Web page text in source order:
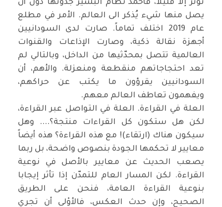
تؤثر إلا قليلاً، فأخمد نظام البشير جذوتها دون أن
يصل منها شيء يُذكر الى العالم. الأمر في مطلع
عام 2019 اختلف تماماً. صارت لدى السودانيين
أجهزة نقالة ذكية، وصارت الإذاعات والقنوات
العالمية تتصل بمحدّثيها من الداخل، وبالتالي لم
تعد احتجاجاتهم منقطعة ومنعزلة. والأهم، أن
السودانيين يقرؤون ما يكتب عن حراكهم،
ويفهمون تعاطف العالم معهم.
العلة في القراءة. العلة في التواصل عبر القراءة،
لكن هل ستكون كل القراءات منتجة؟.... وهل
سيكون هناك (ارتقاء)! مع هذه القراءة؟ هذه أيضاً
معايير لا تحكمها الجودة بنصوص واضحة، بل ربما
يصعب الحديث عن معايير بالأصل في نوعية
القراءة. لكن المسار العام للتمدّن إذا تأثر إيجابا
بنوعية القراءة العامة، فنحن على الطريق
الصحيح، وإن حدث العكس، فالأوْلى أن تجري